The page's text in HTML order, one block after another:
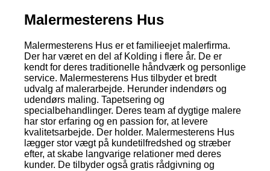
Malermesterens Hus
Malermesterens Hus er et familieejet malerfirma.
Der har været en del af Kolding i flere år. De er
kendt for deres traditionelle håndværk og personlige
service. Malermesterens Hus tilbyder et bredt
udvalg af malerarbejde. Herunder indendørs og
udendørs maling. Tapetsering og
specialbehandlinger. Deres team af dygtige malere
har stor erfaring og en passion for, at levere
kvalitetsarbejde. Der holder. Malermesterens Hus
lægger stor vægt på kundetilfredshed og stræber
efter, at skabe langvarige relationer med deres
kunder. De tilbyder også gratis rådgivning og